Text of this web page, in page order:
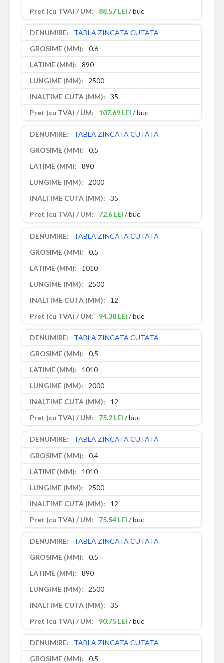
88.57 LEI / buc
TABLA ZINCATA CUTATA
0.6
890
2500
35
107.69 LEI / buc
TABLA ZINCATA CUTATA
0.5
890
2000
35
72.6 LEI / buc
TABLA ZINCATA CUTATA
0.5
1010
2500
12
94.38 LEI / buc
TABLA ZINCATA CUTATA
0.5
1010
2000
12
75.2 LEI / buc
TABLA ZINCATA CUTATA
0.4
1010
2500
12
75.54 LEI / buc
TABLA ZINCATA CUTATA
0.5
890
2500
35
90.75 LEI / buc
TABLA ZINCATA CUTATA
0.5